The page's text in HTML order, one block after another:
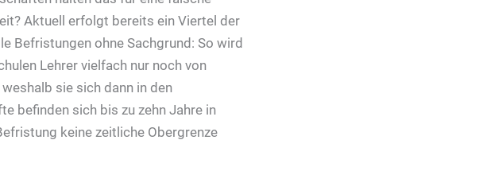
Aktuell erfolgt bereits ein Viertel der
Befristungen ohne Sachgrund: So wird
Lehrer vielfach nur noch von
sie sich dann in den
befinden sich bis zu zehn Jahre in
keine zeitliche Obergrenze